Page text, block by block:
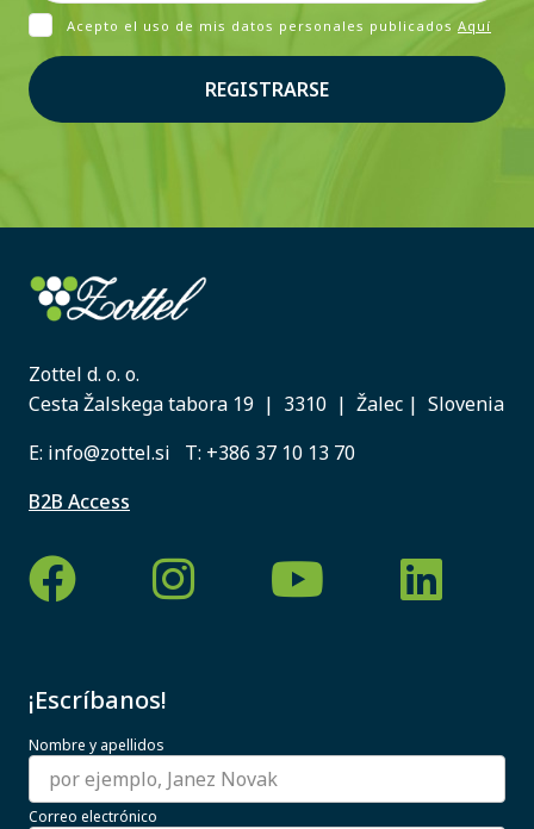
Acepto el uso de mis datos personales publicados Aquí
REGISTRARSE
Zottel d. o. o.
Cesta Žalskega tabora 19 | 3310 | Žalec | Slovenia
E: info@zottel.si T: +386 37 10 13 70
B2B Access
¡Escríbanos!
Nombre y apellidos
Correo electrónico